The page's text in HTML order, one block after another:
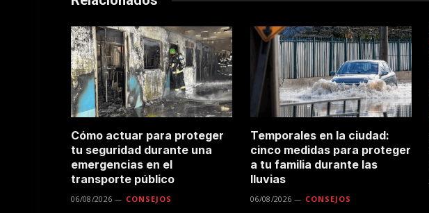
Cómo actuar para proteger
tu seguridad durante una
emergencias en el
transporte público
06/08/2026 CONSEJOS
Temporales en la ciudad:
cinco medidas para proteger
a tu familia durante las
lluvias
06/08/2026 CONSEJOS